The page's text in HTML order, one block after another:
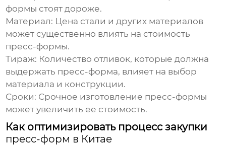
формы стоят дороже.
Материал: Цена стали и других материалов
может существенно влиять на стоимость
пресс-формы.
Тираж: Количество отливок, которые должна
выдержать пресс-форма, влияет на выбор
материала и конструкции.
Сроки: Срочное изготовление пресс-формы
может увеличить ее стоимость.
Как оптимизировать процесс закупки
пресс-форм в Китае